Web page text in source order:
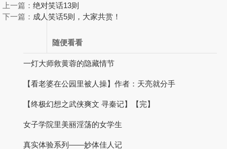
上一篇： 绝对笑话13则
下一篇： 成人笑话5则，大家共赏！
随便看看
一灯大师救黄蓉的隐藏情节
【看老婆在公园里被人操】作者：天亮就分手
【终极幻想之武侠爽文 寻秦记】【完】
女子学院里美丽淫荡的女学生
真实体验系列——妙体佳人记